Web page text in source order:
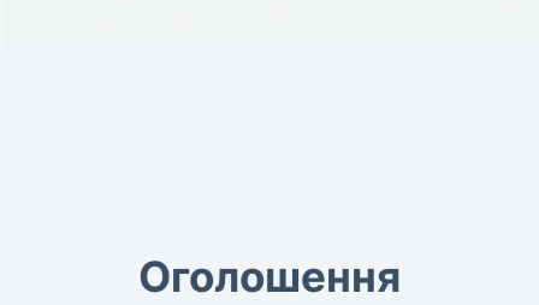
Оголошення